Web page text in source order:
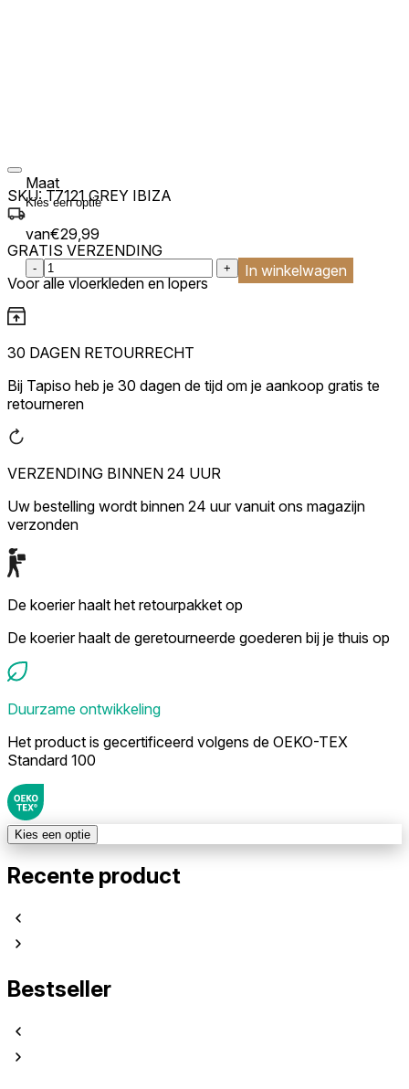
Maat
van€29,99
:product_name quantity
- + In winkelwagen
SKU: T7121 GREY IBIZA
GRATIS VERZENDING
Voor alle vloerkleden en lopers
30 DAGEN RETOURRECHT
Bij Tapiso heb je 30 dagen de tijd om je aankoop gratis te
retourneren
VERZENDING BINNEN 24 UUR
Uw bestelling wordt binnen 24 uur vanuit ons magazijn
verzonden
De koerier haalt het retourpakket op
De koerier haalt de geretourneerde goederen bij je thuis op
Duurzame ontwikkeling
Het product is gecertificeerd volgens de OEKO-TEX
Standard 100
Kies een optie
Recente product
Bestseller